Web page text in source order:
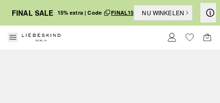
FINAL SALE 15% extra | Code FINAL15 NU WINKELEN